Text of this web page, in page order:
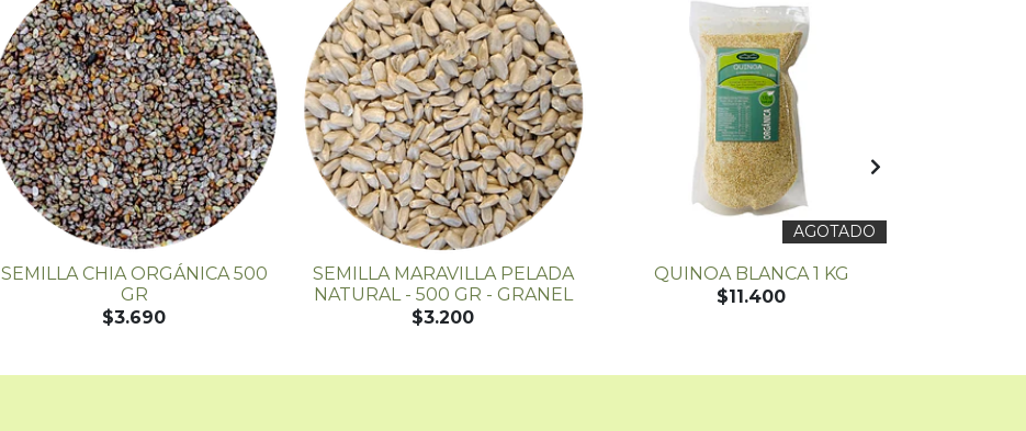
SEMILLA CHIA ORGÁNICA 500
GR
$3.690
SEMILLA MARAVILLA PELADA
NATURAL - 500 GR - GRANEL
$3.200
AGOTADO
QUINOA BLANCA 1 KG
$11.400